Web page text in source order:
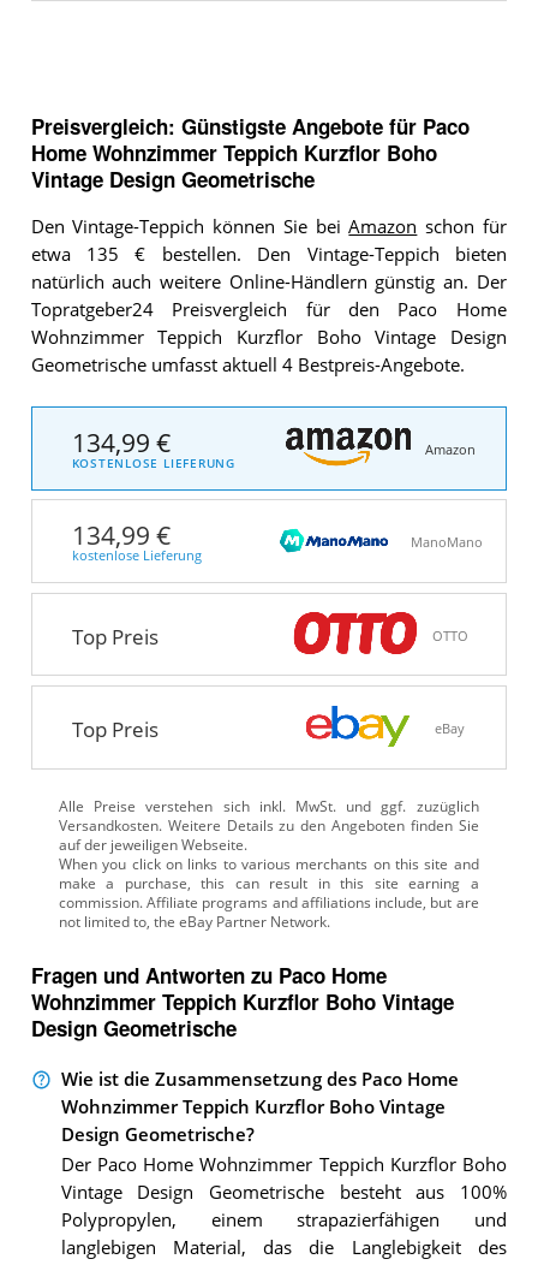
Preisvergleich: Günstigste Angebote für Paco
Home Wohnzimmer Teppich Kurzflor Boho
Vintage Design Geometrische
Den Vintage-Teppich können Sie beiAmazon schon für
etwa 135 € bestellen. Den Vintage-Teppich bieten
natürlich auch weitere Online-Händlern günstig an. Der
Topratgeber24 Preisvergleich für den Paco Home
Wohnzimmer Teppich Kurzflor Boho Vintage Design
Geometrische umfasst aktuell 4 Bestpreis-Angebote.
134,99 €
KOSTENLOSE LIEFERUNG
Amazon
134,99 €
kostenlose Lieferung
ManoMano
Top Preis OTTO
Top Preis eBay
Alle Preise verstehen sich inkl. MwSt. und ggf. zuzüglich
Versandkosten. Weitere Details zu den Angeboten finden Sie
auf der jeweiligen Webseite.
Fragen und Antworten zu Paco Home
Wohnzimmer Teppich Kurzflor Boho Vintage
Design Geometrische
Wie ist die Zusammensetzung des Paco Home
Wohnzimmer Teppich Kurzflor Boho Vintage
Design Geometrische?
Der Paco Home Wohnzimmer Teppich Kurzflor Boho
Vintage Design Geometrische besteht aus 100%
Polypropylen, einem strapazierfähigen und
langlebigen Material, das die Langlebigkeit des